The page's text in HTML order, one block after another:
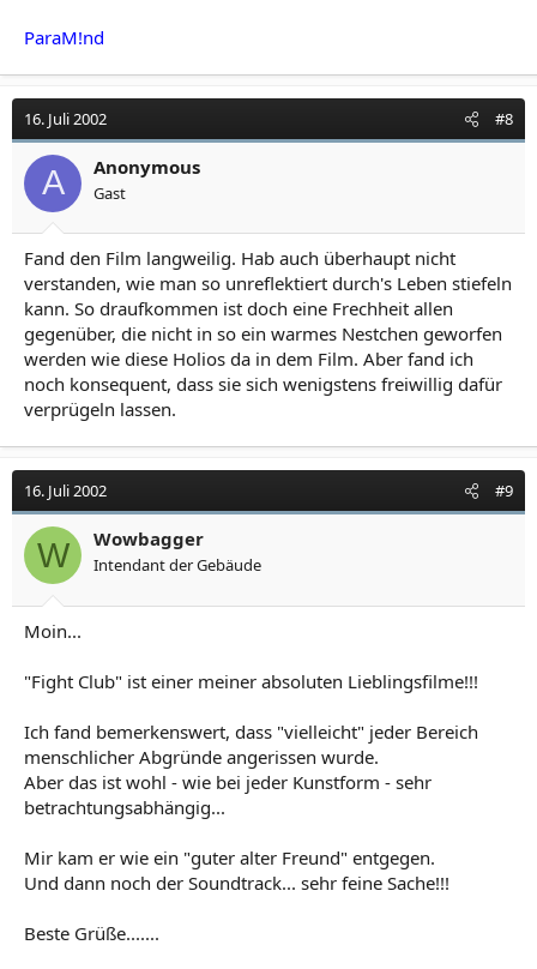
ParaM!nd
16. Juli 2002 #8
A Anonymous
Gast
Fand den Film langweilig. Hab auch überhaupt nicht
verstanden, wie man so unreflektiert durch's Leben stiefeln
kann. So draufkommen ist doch eine Frechheit allen
gegenüber, die nicht in so ein warmes Nestchen geworfen
werden wie diese Holios da in dem Film. Aber fand ich
noch konsequent, dass sie sich wenigstens freiwillig dafür
verprügeln lassen.
16. Juli 2002 #9
W Wowbagger
Intendant der Gebäude
Moin...
"Fight Club" ist einer meiner absoluten Lieblingsfilme!!!
Ich fand bemerkenswert, dass "vielleicht" jeder Bereich
menschlicher Abgründe angerissen wurde.
Aber das ist wohl - wie bei jeder Kunstform - sehr
betrachtungsabhängig...
Mir kam er wie ein "guter alter Freund" entgegen.
Und dann noch der Soundtrack... sehr feine Sache!!!
Beste Grüße.......